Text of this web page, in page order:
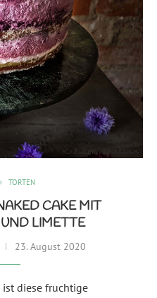
TORTEN
CAKE MIT
LIMETTE
23. August 2020
diese fruchtige